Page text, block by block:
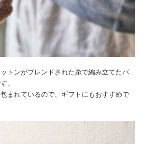
トンがブレンドされた糸で編み立てたパ
。
まれているので、ギフトにもおすすめで